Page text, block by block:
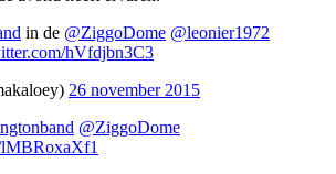
in de @ZiggoDome @leonier1972
hVfdjbn3C3
26 november 2015
@ZiggoDome